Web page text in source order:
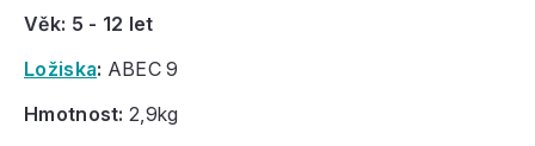
Věk: 5 - 12 let
Ložiska: ABEC 9
Hmotnost: 2,9kg